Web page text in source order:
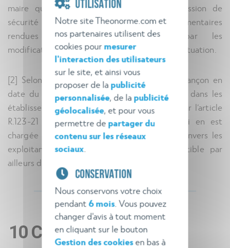
maire qui impose, après avis de la commission de
sécurité compétente, les mesures complémentaires
rendues éventuellement nécessaires par les
modifications qui résultent de cette nouvelle situation.
[2] Selon un arrêt de la Cour d’appel de Besançon en
date du 9 février 2018, « la fonction de RUS dans les
établissements recevant du public, prévue par l’article
R.123-21 du CCH, donne à la personne qui en est
chargée un rôle administratif, d’information envers les
exploitants et de contrôle, qui est susceptible par
ailleurs d’engager sa responsabilité pénale ».
10 Commentaires
UTILISATION
Notre site Theonorme.com et
nos partenaires utilisent des
cookies pour mesurer
l'interaction des utilisateurs
sur le site, et ainsi vous
proposer de la publicité
personnalisée, de la publicité
géolocalisée, et pour vous
permettre de partager du
contenu sur les réseaux
sociaux
CONSERVATION
Nous conservons votre choix
pendant6 mois. Vous pouvez
changer d'avis à tout moment
en cliquant sur le bouton
Gestion des cookiesen bas à